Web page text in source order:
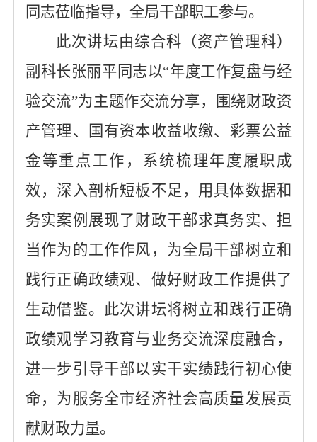
同志莅临指导，全局干部职工参与。
此次讲坛由综合科（资产管理科）
副科长张丽平同志以“年度工作复盘与经
验交流”为主题作交流分享，围绕财政资
产管理、
国有资本收益收缴、彩票公益
金等重点工作，系统梳理年度履职成
效，深入剖析短板不足，用具体数据和
务实案例展现了财政干部求真务实、担
当作为的工作作风，为全局干部树立和
践行正确政绩观、做好财政工作提供了
生动借鉴。此次讲坛将树立和践行正确
政绩观学习教育与业务交流深度融合，
进一步引导干部以实干实绩践行初心使
命，为服务全市经济社会高质量发展贡
献财政力量。